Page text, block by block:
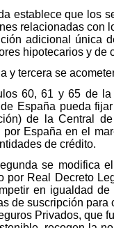
establece que los
relacionadas con
adicional única
hipotecarios y
y tercera se
60, 61 y 65 de
España pueda
de la Central
España en el
de crédito.
se modifica
por Real Decreto
en igualdad
de suscripción
Privados, que